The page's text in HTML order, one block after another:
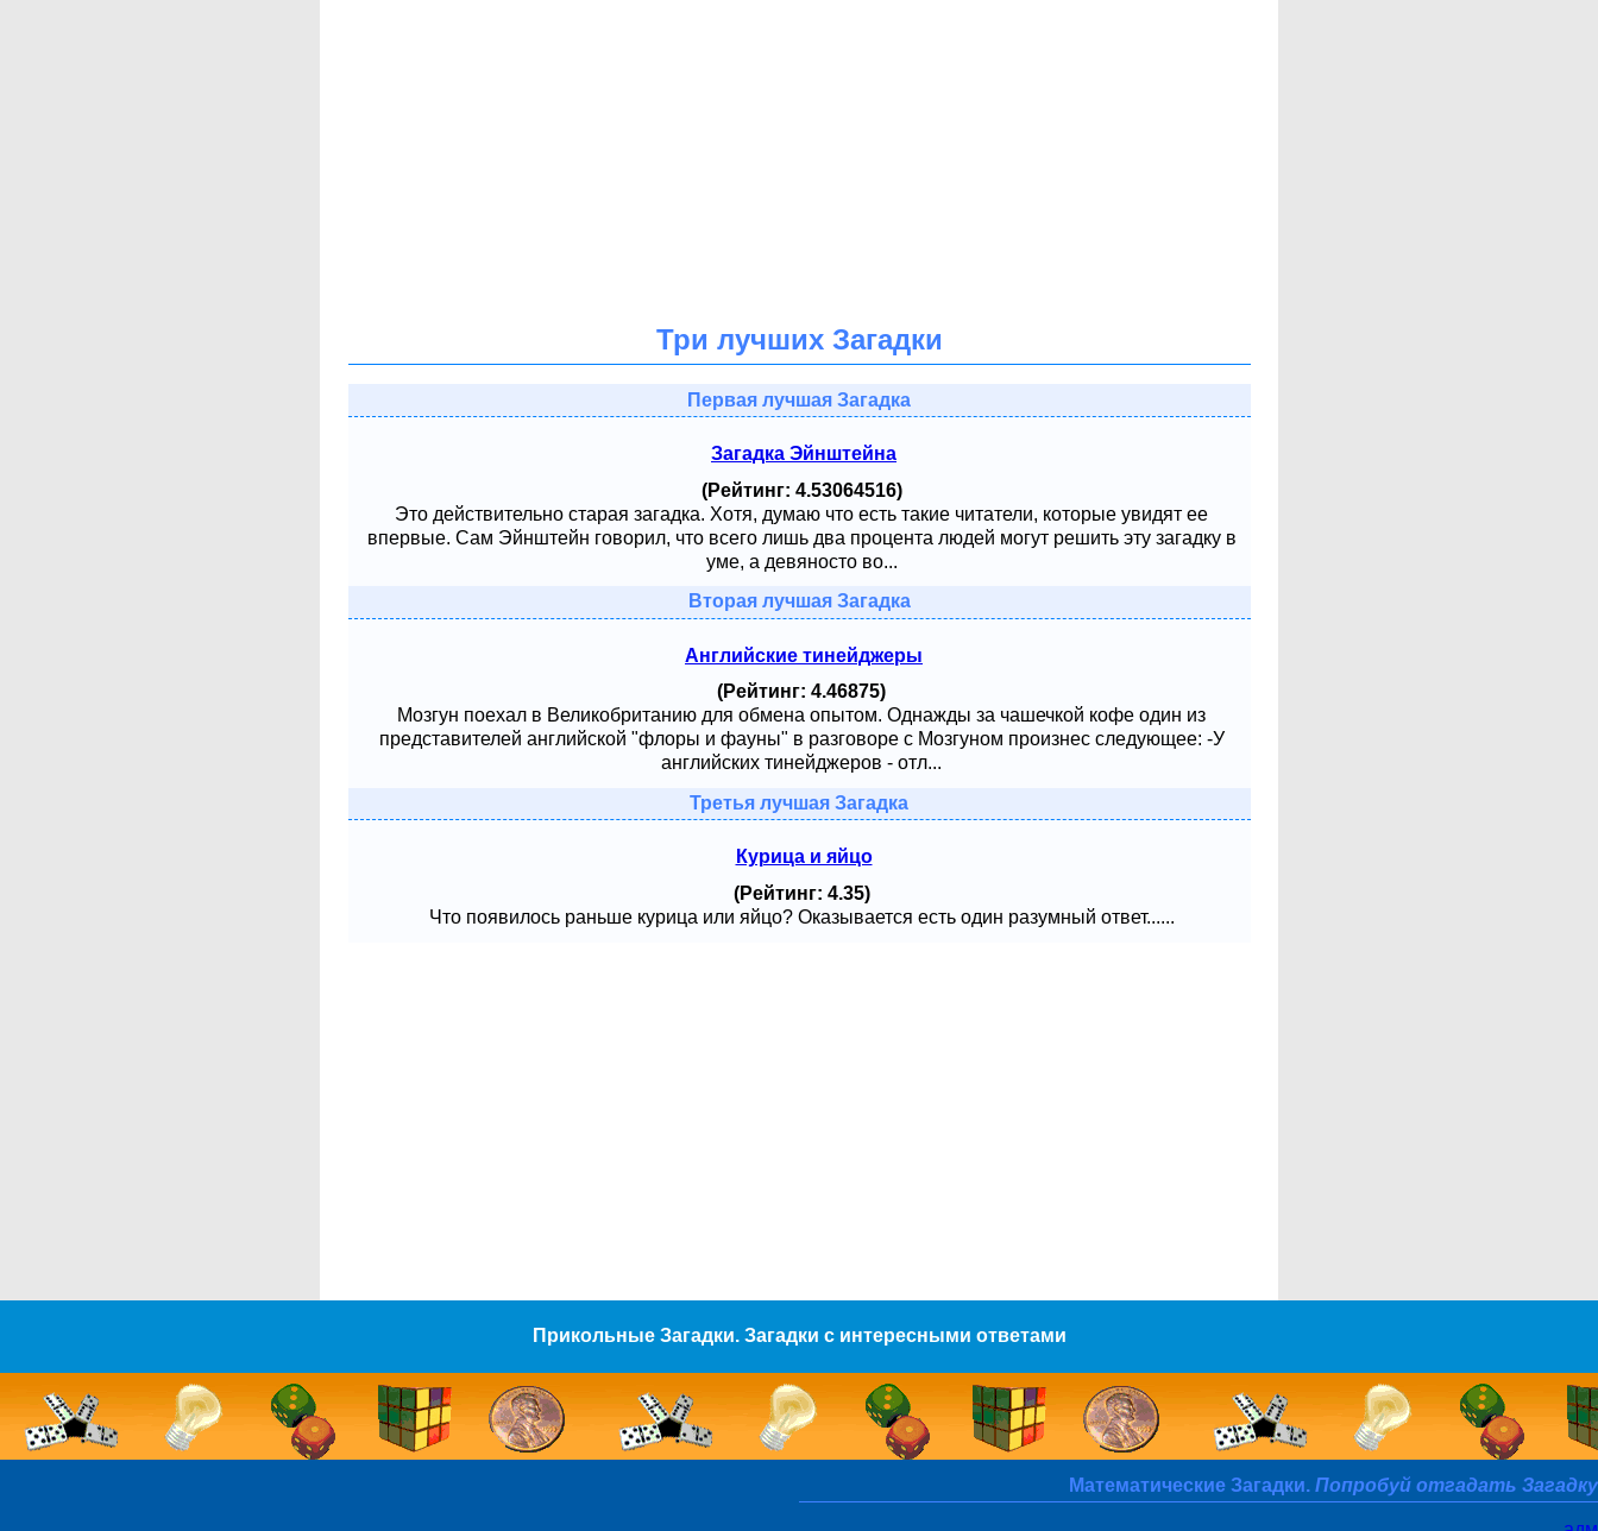
Три лучших Загадки
Первая лучшая Загадка
Загадка Эйнштейна
(Рейтинг: 4.53064516)
Это действительно старая загадка. Хотя, думаю что есть такие читатели, которые увидят ее
впервые. Сам Эйнштейн говорил, что всего лишь два процента людей могут решить эту загадку в
уме, а девяносто во...
Вторая лучшая Загадка
Английские тинейджеры
(Рейтинг: 4.46875)
Мозгун поехал в Великобританию для обмена опытом. Однажды за чашечкой кофе один из
представителей английской "флоры и фауны" в разговоре с Мозгуном произнес следующее: -У
английских тинейджеров - отл...
Третья лучшая Загадка
Курица и яйцо
(Рейтинг: 4.35)
Что появилось раньше курица или яйцо? Оказывается есть один разумный ответ......
Прикольные Загадки. Загадки с интересными ответами
Математические Загадки. Попробуй отгадать Загадку